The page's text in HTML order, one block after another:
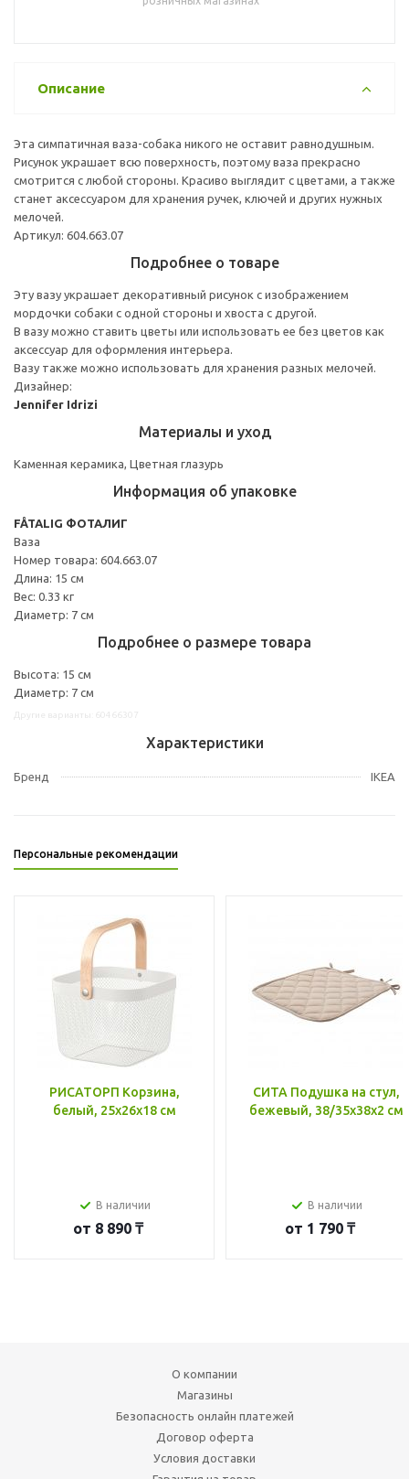
Описание
Эта симпатичная ваза-собака никого не оставит равнодушным.
Рисунок украшает всю поверхность, поэтому ваза прекрасно
смотрится с любой стороны. Красиво выглядит с цветами, а также
станет аксессуаром для хранения ручек, ключей и других нужных
мелочей.
Артикул: 604.663.07
Подробнее о товаре
Эту вазу украшает декоративный рисунок с изображением
мордочки собаки с одной стороны и хвоста с другой.
В вазу можно ставить цветы или использовать ее без цветов как
аксессуар для оформления интерьера.
Вазу также можно использовать для хранения разных мелочей.
Дизайнер:
Jennifer Idrizi
Материалы и уход
Каменная керамика, Цветная глазурь
Информация об упаковке
FÅTALIG ФОТАЛИГ
Ваза
Номер товара: 604.663.07
Длина: 15 см
Вес: 0.33 кг
Диаметр: 7 см
Подробнее о размере товара
Высота: 15 см
Диаметр: 7 см
Характеристики
Бренд IKEA
Персональные рекомендации
РИСАТОРП Корзина,
белый, 25x26x18 см
В наличии
от 8 890 ₸
СИТА Подушка на стул,
бежевый, 38/35x38x2 см
В наличии
от 1 790 ₸
О компании
Магазины
Безопасность онлайн платежей
Договор оферта
Условия доставки